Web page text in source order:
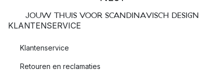
JOUW THUIS VOOR SCANDINAVISCH DESIGN
KLANTENSERVICE
Klantenservice
Retouren en reclamaties